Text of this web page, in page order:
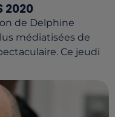
2020
de Delphine
médiatisées de
Ce jeudi